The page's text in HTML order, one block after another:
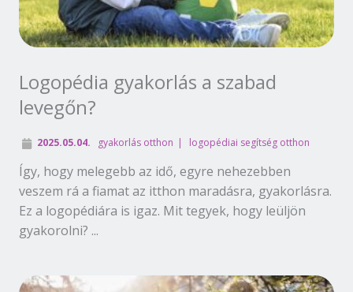
Logopédia gyakorlás a szabad
levegőn?
2025.05.04. gyakorlás otthon logopédiai segítség otthon
Így, hogy melegebb az idő, egyre nehezebben
veszem rá a fiamat az itthon maradásra, gyakorlásra.
Ez a logopédiára is igaz. Mit tegyek, hogy leüljön
gyakorolni? ...